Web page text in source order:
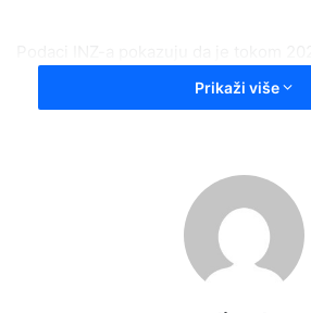
potvrđeno najmanje 26 slučajeva
Najviše ih je zabilježeno u Zenici,
ukazali su na rast broja pozitivnih
koza, ali i goveda. Tokom iste godine,
ukupno 74 pozitivna slučaja kod
više od 57.000 uzoraka krvi
Prikaži više